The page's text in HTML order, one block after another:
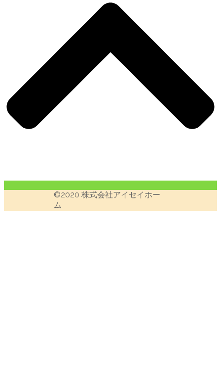
©︎2020 株式会社アイセイホー
ム